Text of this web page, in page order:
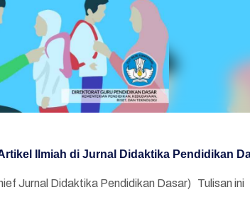
Ilmiah di Jurnal Didaktika Pendidikan
Jurnal Didaktika Pendidikan Dasar) Tulisan ini